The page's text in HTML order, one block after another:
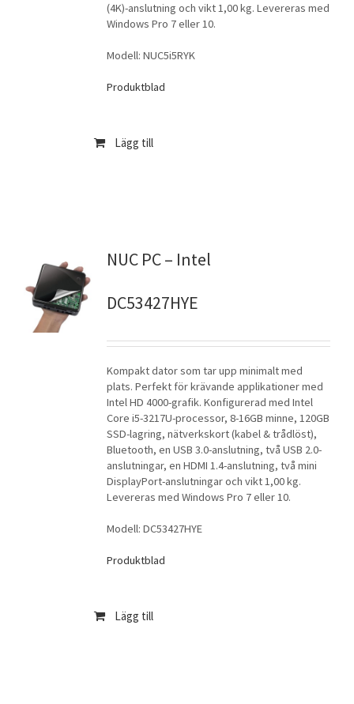
(4K)-anslutning och vikt 1,00 kg. Levereras med
Windows Pro 7 eller 10.
Modell: NUC5i5RYK
Produktblad
Lägg till
NUC PC – Intel
DC53427HYE
Kompakt dator som tar upp minimalt med
plats. Perfekt för krävande applikationer med
Intel HD 4000-grafik. Konfigurerad med Intel
Core i5-3217U-processor, 8-16GB minne, 120GB
SSD-lagring, nätverkskort (kabel & trådlöst),
Bluetooth, en USB 3.0-anslutning, två USB 2.0-
anslutningar, en HDMI 1.4-anslutning, två mini
DisplayPort-anslutningar och vikt 1,00 kg.
Levereras med Windows Pro 7 eller 10.
Modell: DC53427HYE
Produktblad
Lägg till